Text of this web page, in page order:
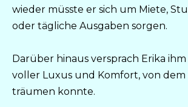
wieder müsste er sich um Miete,
oder tägliche Ausgaben sorgen.
Darüber hinaus versprach Erika
voller Luxus und Komfort, von
träumen konnte.